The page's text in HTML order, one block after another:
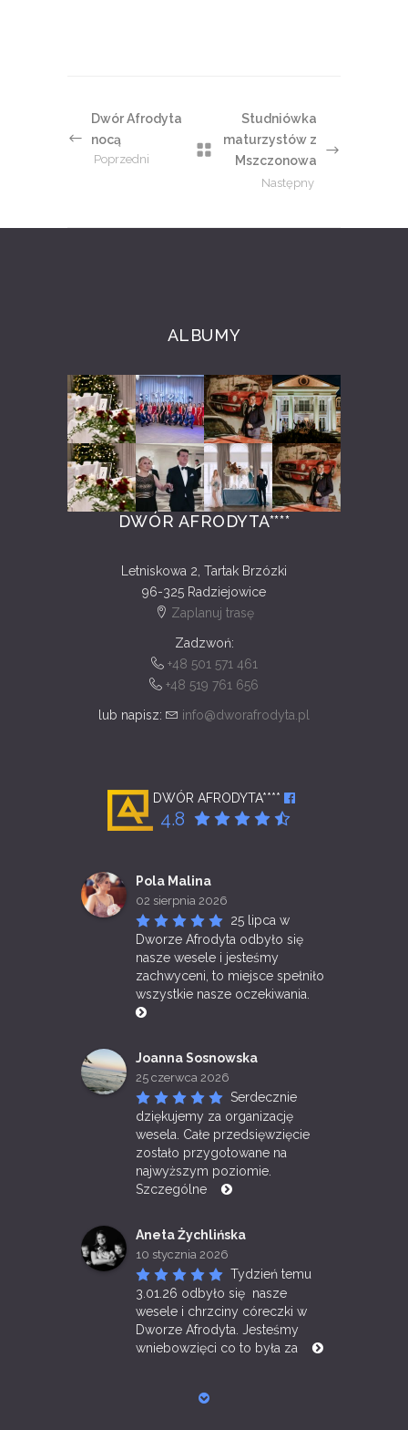
Dwór Afrodyta
nocą
Poprzedni
Studniówka
maturzystów z
Mszczonowa
Następny
ALBUMY
DWÓR AFRODYTA****
Letniskowa 2, Tartak Brzózki
96-325 Radziejowice
Zaplanuj trasę
Zadzwoń:
+48 501 571 461
+48 519 761 656
lub napisz: info@dworafrodyta.pl
DWÓR AFRODYTA****
4.8
Pola Malina
02 sierpnia 2026
25 lipca w
Dworze Afrodyta odbyło się
nasze wesele i jesteśmy
zachwyceni, to miejsce spełniło
wszystkie nasze oczekiwania.
Joanna Sosnowska
25 czerwca 2026
Serdecznie
dziękujemy za organizację
wesela. Całe przedsięwzięcie
zostało przygotowane na
najwyższym poziomie.
Szczególne
Aneta Żychlińska
10 stycznia 2026
Tydzień temu
3.01.26 odbyło się  nasze
wesele i chrzciny córeczki w
Dworze Afrodyta. Jesteśmy
wniebowzięci co to była za